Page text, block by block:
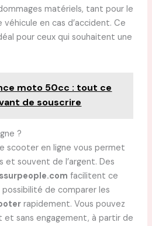
matériels, tant pour le
en cas d’accident. Ce
pour ceux qui souhaitent une
moto 50cc : tout ce
de souscrire
?
scooter en ligne vous permet
et souvent de l’argent. Des
facilitent ce
de comparer les
rapidement. Vous pouvez
et sans engagement, à partir de